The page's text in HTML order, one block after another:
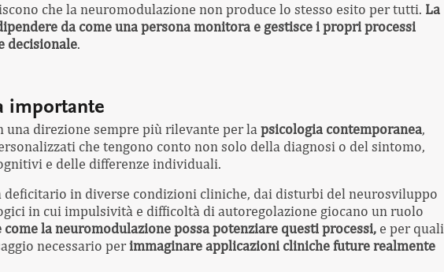
che la neuromodulazione non produce lo stesso esito per tutti. La
da come una persona monitora e gestisce i propri processi
decisionale.
importante
una direzione sempre più rilevante per la psicologia contemporanea,
che tengono conto non solo della diagnosi o del sintomo,
e delle differenze individuali.
in diverse condizioni cliniche, dai disturbi del neurosviluppo
in cui impulsività e difficoltà di autoregolazione giocano un ruolo
come la neuromodulazione possa potenziare questi processi, e per quali
necessario perimmaginare applicazioni cliniche future realmente